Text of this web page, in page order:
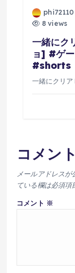
phi72110
8 views
一緒にク
ョ] #ゲ
#shorts
一緒にクリア
コメン
メールアドレスが
ている欄は必須項
コメント ※